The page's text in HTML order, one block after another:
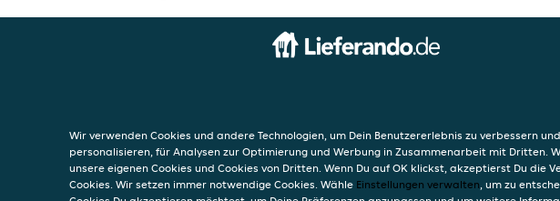
Hauptstrasse 20
63897 Miltenberg
Wir verwenden Cookies und andere Technologien, um Dein Benutzererlebnis zu verbessern
personalisieren, für Analysen zur Optimierung und Werbung in Zusammenarbeit mit Dritten.
unsere eigenen Cookies und Cookies von Dritten. Wenn Du auf OK klickst, akzeptierst Du die
Cookies. Wir setzen immer notwendige Cookies. Wähle Einstellungen verwalten, um zu